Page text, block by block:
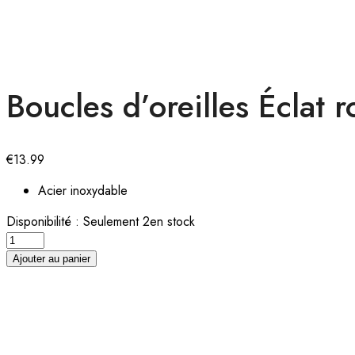
Boucles d’oreilles Éclat
€13.99
Acier inoxydable
Disponibilité : Seulement 2en stock
Boucles
d'oreilles
Ajouter au panier